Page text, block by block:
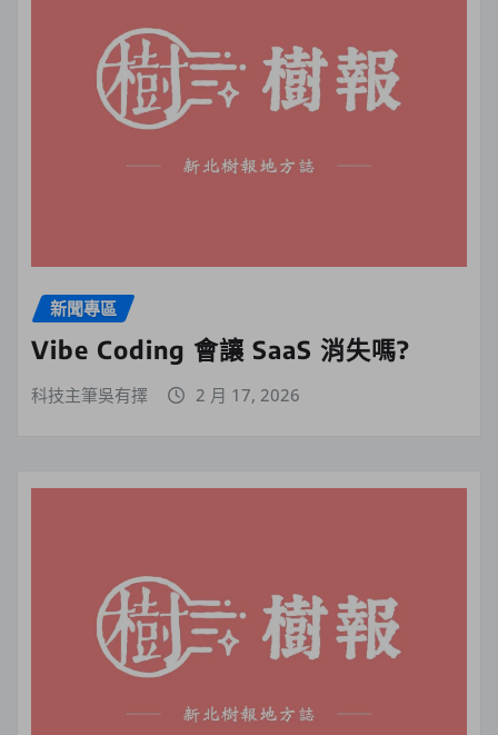
新聞專區
Vibe Coding 會讓 SaaS 消失嗎?
科技主筆吳有擇 2 月 17, 2026